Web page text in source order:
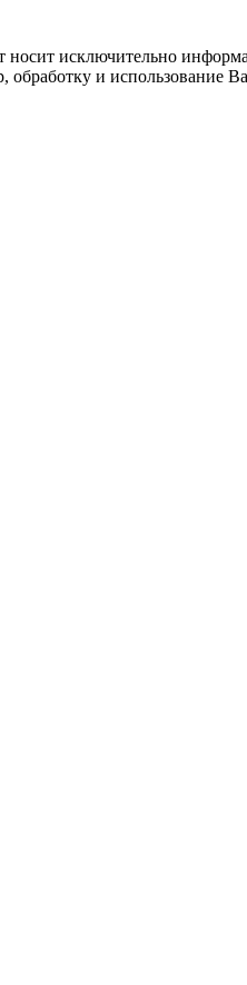
исключительно
обработку и использование